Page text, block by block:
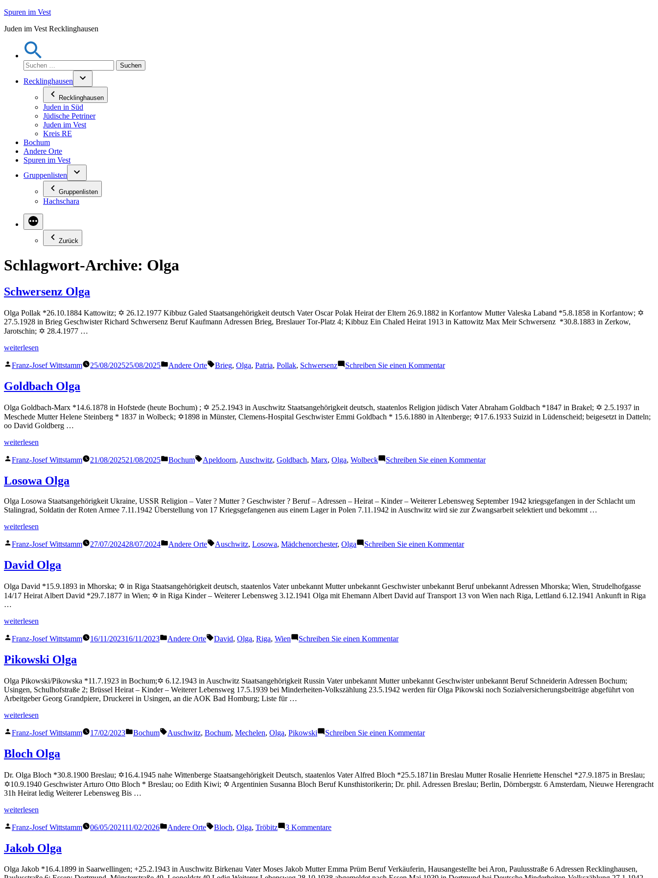
Zum
springen
Spuren im Vest
Juden im Vest Recklinghausen
Suchen
nach:
Recklinghausen
Recklinghausen
Juden in Süd
Jüdische Petriner
Juden im Vest
Kreis RE
Bochum
Andere Orte
Spuren im Vest
Gruppenlisten
Gruppenlisten
Hachschara
Zurück
Schlagwort-Archive: Olga
Schwersenz Olga
Olga Pollak *26.10.1884 Kattowitz; ✡ 26.12.1977 Kibbuz Galed Staatsangehörigkeit deutsch Vater Oscar Polak Heirat der Eltern 26.9.1882 in Korfantow Mutter Valeska Laband *5.8.1858 in Korfantow; ✡
27.5.1928 in Brieg Geschwister Richard Schwersenz Beruf Kaufmann Adressen Brieg, Breslauer Tor-Platz 4; Kibbuz Ein Chaled Heirat 1913 in Kattowitz Max Meir Schwersenz *30.8.1883 in Zerkow,
Jarotschin; ✡ 28.4.1977 …
„Schwersenz
weiterlesen
Veröffentlicht
Franz-Josef Wittstamm 25/08/202525/08/2025
Veröffentlicht
Andere Orte Schlagwörter:
Brieg, Olga, Patria, Pollak, Schwersenz Schreiben Sie einen Kommentarzu
Goldbach Olga
Olga Goldbach-Marx *14.6.1878 in Hofstede (heute Bochum) ; ✡ 25.2.1943 in Auschwitz Staatsangehörigkeit deutsch, staatenlos Religion jüdisch Vater Abraham Goldbach *1847 in Brakel; ✡ 2.5.1937 in
Meschede Mutter Helene Steinberg * 1837 in Wolbeck; ✡1898 in Münster, Clemens-Hospital Geschwister Emmi Goldbach * 15.6.1880 in Altenberge; ✡17.6.1933 Suizid in Lüdenscheid; beigesetzt in Datteln;
oo David Goldberg …
„Goldbach
weiterlesen
Veröffentlicht
Franz-Josef Wittstamm 21/08/202521/08/2025
Veröffentlicht
Bochum Schlagwörter:
Apeldoorn, Auschwitz, Goldbach, Marx, Olga, Wolbeck Schreiben Sie einen Kommentarzu
Losowa Olga
Olga Losowa Staatsangehörigkeit Ukraine, USSR Religion – Vater ? Mutter ? Geschwister ? Beruf – Adressen – Heirat – Kinder – Weiterer Lebensweg September 1942 kriegsgefangen in der Schlacht um
Stalingrad, Soldatin der Roten Armee 7.11.1942 Überstellung von 17 Kriegsgefangenen aus einem Lager in Polen 7.11.1942 in Auschwitz wird sie zur Zwangsarbeit selektiert und bekommt …
„Losowa
weiterlesen
Veröffentlicht
Franz-Josef Wittstamm 27/07/202428/07/2024
Veröffentlicht
Andere Orte Schlagwörter:
Auschwitz, Losowa, Mädchenorchester, Olga Schreiben Sie einen Kommentarzu
David Olga
Olga David *15.9.1893 in Mhorska; ✡ in Riga Staatsangehörigkeit deutsch, staatenlos Vater unbekannt Mutter unbekannt Geschwister unbekannt Beruf unbekannt Adressen Mhorska; Wien, Strudelhofgasse
14/17 Heirat Albert David *29.7.1877 in Wien; ✡ in Riga Kinder – Weiterer Lebensweg 3.12.1941 Olga mit Ehemann Albert David auf Transport 13 von Wien nach Riga, Lettland 6.12.1941 Ankunft in Riga
…
„David
weiterlesen
Veröffentlicht
Franz-Josef Wittstamm 16/11/202316/11/2023
Veröffentlicht
Andere Orte Schlagwörter:
David, Olga, Riga, Wien Schreiben Sie einen Kommentarzu
Pikowski Olga
Olga Pikowski/Pikowska *11.7.1923 in Bochum;✡ 6.12.1943 in Auschwitz Staatsangehörigkeit Russin Vater unbekannt Mutter unbekannt Geschwister unbekannt Beruf Schneiderin Adressen Bochum;
Usingen, Schulhofstraße 2; Brüssel Heirat – Kinder – Weiterer Lebensweg 17.5.1939 bei Minderheiten-Volkszählung 23.5.1942 werden für Olga Pikowski noch Sozialversicherungsbeiträge abgeführt von
Arbeitgeber Georg Grandpiere, Druckerei in Usingen, an die AOK Bad Homburg; Liste für …
„Pikowski
weiterlesen
Veröffentlicht
Franz-Josef Wittstamm 17/02/2023
Veröffentlicht
Bochum Schlagwörter:
Auschwitz, Bochum, Mechelen, Olga, Pikowski Schreiben Sie einen Kommentarzu
Bloch Olga
Dr. Olga Bloch *30.8.1900 Breslau; ✡16.4.1945 nahe Wittenberge Staatsangehörigkeit Deutsch, staatenlos Vater Alfred Bloch *25.5.1871in Breslau Mutter Rosalie Henriette Henschel *27.9.1875 in Breslau;
✡10.9.1940 Geschwister Arturo Otto Bloch * Breslau; oo Edith Kiwi; ✡ Argentinien Susanna Bloch Beruf Kunsthistorikerin; Dr. phil. Adressen Breslau; Berlin, Dörnbergstr. 6 Amsterdam, Nieuwe Herengracht
31h Heirat ledig Weiterer Lebensweg Bis …
„Bloch
weiterlesen
Veröffentlicht
Franz-Josef Wittstamm 06/05/202111/02/2026
Veröffentlicht
Andere Orte Schlagwörter:
Bloch, Olga, Tröbitz 3 Kommentarezu
Jakob Olga
Olga Jakob *16.4.1899 in Saarwellingen; +25.2.1943 in Auschwitz Birkenau Vater Moses Jakob Mutter Emma Prüm Beruf Verkäuferin, Hausangestellte bei Aron, Paulusstraße 6 Adressen Recklinghausen,